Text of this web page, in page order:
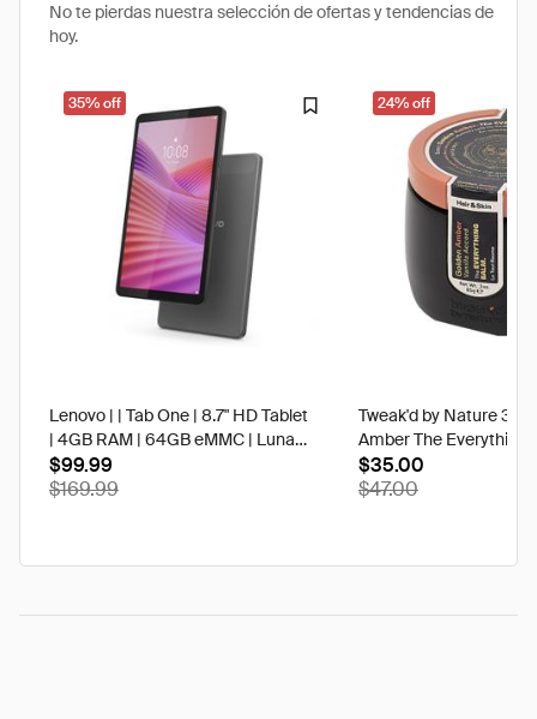
No te pierdas nuestra selección de ofertas y tendencias de
hoy.
35% off
Lenovo | | Tab One | 8.7" HD Tablet
| 4GB RAM | 64GB eMMC | Luna
Grey | Best Buy
$99.99
$169.99
24% off
Tweak'd by Nature 3
Amber The Everything
$35.00
$47.00